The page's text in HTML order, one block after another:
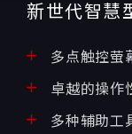
新世代智慧
多点触控萤
卓越的操作
多种辅助工